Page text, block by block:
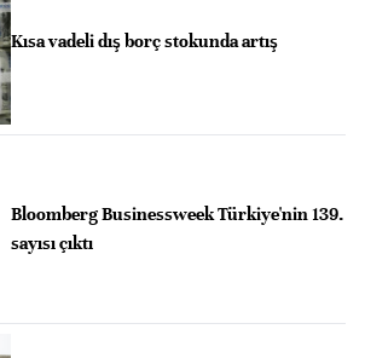
Kısa vadeli dış borç stokunda artış
Bloomberg Businessweek Türkiye'nin 139.
sayısı çıktı